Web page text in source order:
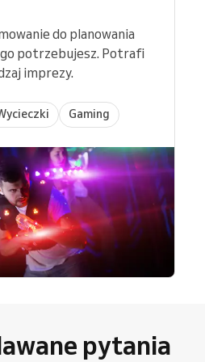
do planowania
potrzebujesz. Potrafi
imprezy.
Gaming
pytania